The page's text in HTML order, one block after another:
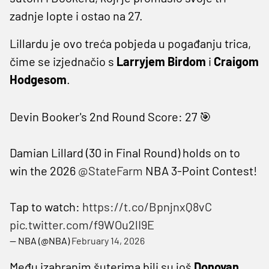
zadnje lopte i ostao na 27.
Lillardu je ovo treća pobjeda u pogađanju trica,
čime se izjednačio s Larryjem Birdom i Craigom
Hodgesom.
Devin Booker's 2nd Round Score: 27 🎯
Damian Lillard (30 in Final Round) holds on to
win the 2026 @StateFarm NBA 3-Point Contest!
Tap to watch: https://t.co/BpnjnxQ8vC
pic.twitter.com/f9WOu2lI9E
— NBA (@NBA)February 14, 2026